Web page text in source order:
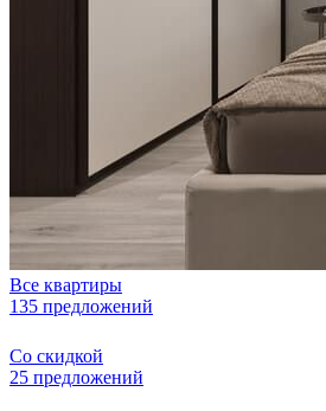
Все квартиры
135 предложений
Со скидкой
25 предложений